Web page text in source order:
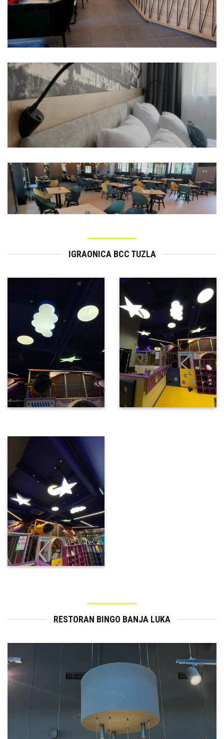
IGRAONICA BCC TUZLA
RESTORAN BINGO BANJA LUKA